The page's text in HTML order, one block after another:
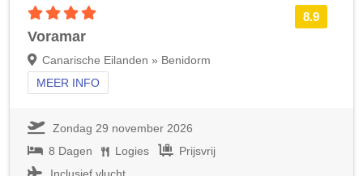
8.9
Voramar
Canarische Eilanden » Benidorm
MEER INFO
Zondag 29 november 2026
8 Dagen
Logies
Prijsvrij
Inclusief vlucht